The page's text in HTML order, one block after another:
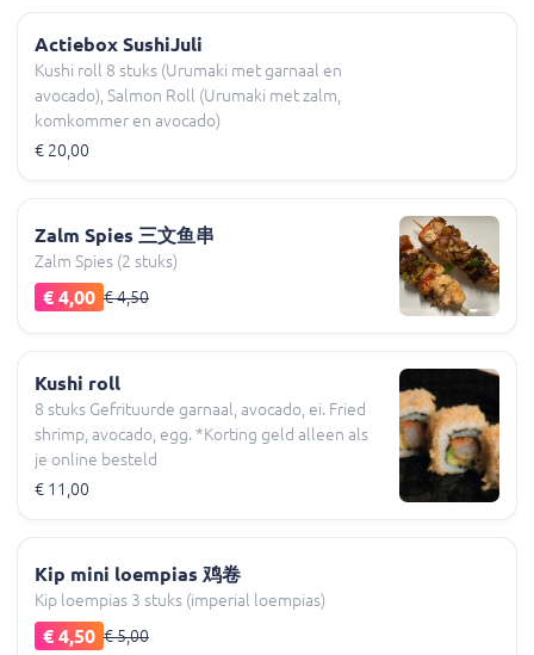
Actiebox SushiJuli
Kushi roll 8 stuks (Urumaki met garnaal en
avocado), Salmon Roll (Urumaki met zalm,
komkommer en avocado)
€ 20,00
Zalm Spies 三文鱼串
Zalm Spies (2 stuks)
€ 4,00 € 4,50
Kushi roll
8 stuks Gefrituurde garnaal, avocado, ei. Fried
shrimp, avocado, egg. *Korting geld alleen als
je online besteld
€ 11,00
Kip mini loempias 鸡卷
Kip loempias 3 stuks (imperial loempias)
€ 4,50 € 5,00